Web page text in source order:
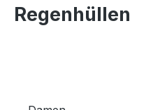
Regenhüllen